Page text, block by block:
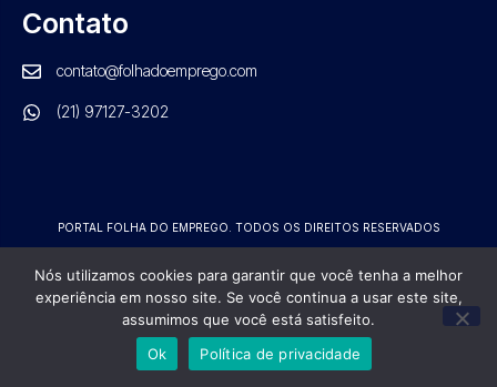
Contato
contato@folhadoemprego.com
(21) 97127-3202
PORTAL FOLHA DO EMPREGO. TODOS OS DIREITOS RESERVADOS
Nós utilizamos cookies para garantir que você tenha a melhor
experiência em nosso site. Se você continua a usar este site,
assumimos que você está satisfeito.
Ok
Política de privacidade